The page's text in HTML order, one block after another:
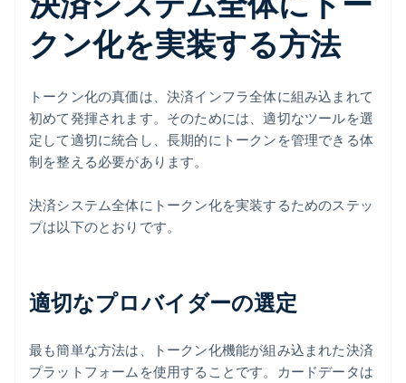
クン化を実装する方法
トークン化の真価は、決済インフラ全体に組み込まれて
初めて発揮されます。そのためには、適切なツールを選
定して適切に統合し、長期的にトークンを管理できる体
制を整える必要があります。
決済システム全体にトークン化を実装するためのステッ
プは以下のとおりです。
適切なプロバイダーの選定
最も簡単な方法は、トークン化機能が組み込まれた決済
プラットフォームを使用することです。カードデータは